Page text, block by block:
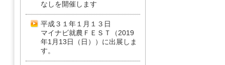
なしを開催します
平成３１年１月１３日
マイナビ就農ＦＥＳＴ（2019
年1月13日（日））に出展しま
す。